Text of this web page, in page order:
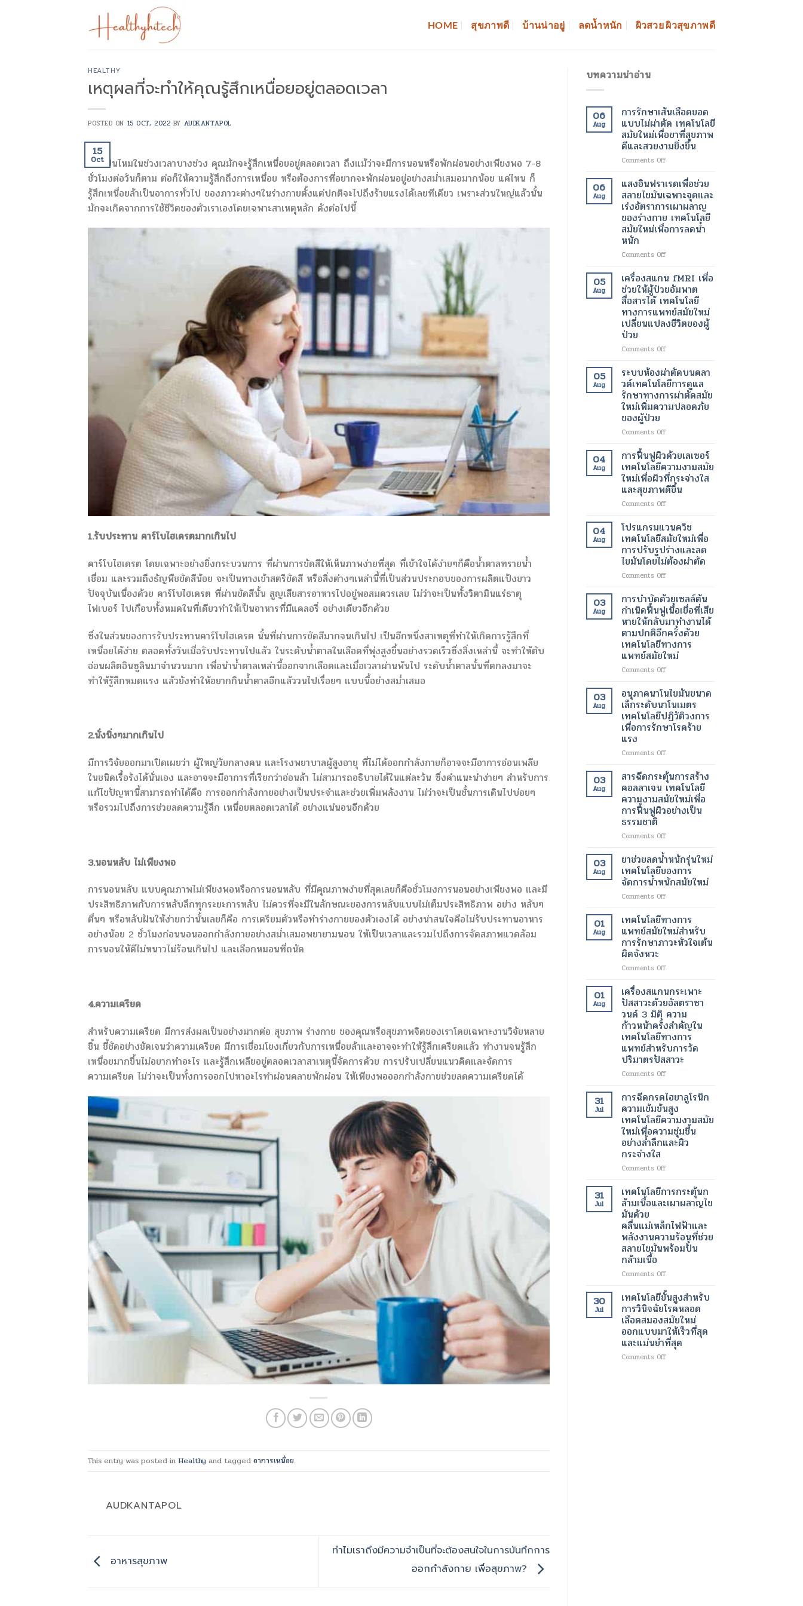
HOME สุขภาพดี บ้านน่าอยู่ ลดน้ำหนัก ผิวสวย ผิวสุขภาพดี
HEALTHY
เหตุผลที่จะทำให้คุณรู้สึกเหนื่อยอยู่ตลอดเวลา
POSTED ON 15 OCT, 2022 BY AUDKANTAPOL
15
Oct
เคยเป็นไหมในช่วงเวลาบางช่วง คุณมักจะรู้สึกเหนื่อยอยู่ตลอดเวลา ถึงแม้ว่าจะมีการนอนหรือพักผ่อนอย่างเพียงพอ 7-8
ชั่วโมงต่อวันก็ตาม ต่อก็ให้ความรู้สึกถึงการเหนื่อย หรือต้องการที่อยากจะพักผ่อนอยู่อย่างสม่ำเสมอมากน้อย แค่ไหน ก็
รู้สึกเหนื่อยล้าเป็นอาการทั่วไป ของภาวะต่างๆในร่างกายตั้งแต่ปกติจะไปถึงร้ายแรงได้เลยทีเดียว เพราะส่วนใหญ่แล้วนั้น
มักจะเกิดจากการใช้ชีวิตของตัวเราเองโดยเฉพาะสาเหตุหลัก ดังต่อไปนี้
1.รับประทาน คาร์โบไฮเดรตมากเกินไป
คาร์โบไฮเดรต โดยเฉพาะอย่างยิ่งกระบวนการ ที่ผ่านการขัดสีให้เห็นภาพง่ายที่สุด ที่เข้าใจได้ง่ายๆก็คือน้ำตาลทรายน้ำ
เชื่อม และรวมถึงธัญพืชขัดสีน้อย จะเป็นทางเข้าสตรีขัดสี หรือสิ่งต่างๆเหล่านี้ที่เป็นส่วนประกอบของการผลิตแป้งขาว
ปัจจุบันเนื่องด้วย คาร์โบไฮเดรต ที่ผ่านขัดสีนั้น สูญเสียสารอาหารไปอยู่พอสมควรเลย ไม่ว่าจะเป็นทั้งวิตามินแร่ธาตุ
ไฟเบอร์ ไปเกือบทั้งหมดในที่เดียวทำให้เป็นอาหารที่มีแคลอรี่ อย่างเดียวอีกด้วย
ซึ่งในส่วนของการรับประทานคาร์โบไฮเดรต นั้นที่ผ่านการขัดสีมากจนเกินไป เป็นอีกหนึ่งสาเหตุที่ทำให้เกิดการรู้สึกที่
เหนื่อยได้ง่าย ตลอดทั้งวันเมื่อรับประทานไปแล้ว ในระดับน้ำตาลในเลือดที่พุ่งสูงขึ้นอย่างรวดเร็วซึ่งสิ่งเหล่านี้ จะทำให้ตับ
อ่อนผลิตอินซูลินมาจำนวนมาก เพื่อนำน้ำตาลเหล่านี้ออกจากเลือดและเมื่อเวลาผ่านพ้นไป ระดับน้ำตาลนั้นที่ตกลงมาจะ
ทำให้รู้สึกหมดแรง แล้วยังทำให้อยากกินน้ำตาลอีกแล้ววนไปเรื่อยๆ แบบนี้อย่างสม่ำเสมอ
2.นั่งนิ่งๆมากเกินไป
มีการวิจัยออกมาเปิดเผยว่า ผู้ใหญ่วัยกลางคน และโรงพยาบาลผู้สูงอายุ ที่ไม่ได้ออกกำลังกายก็อาจจะมีอาการอ่อนเพลีย
ในชนิดเรื้อรังได้นั่นเอง และอาจจะมีอาการที่เรียกว่าอ่อนล้า ไม่สามารถอธิบายได้ในแต่ละวัน ซึ่งคำแนะนำง่ายๆ สำหรับการ
แก้ไขปัญหานี้สามารถทำได้คือ การออกกำลังกายอย่างเป็นประจำและช่วยเพิ่มพลังงาน ไม่ว่าจะเป็นชั้นการเดินไปบ่อยๆ
หรือรวมไปถึงการช่วยลดความรู้สึก เหนื่อยตลอดเวลาได้ อย่างแน่นอนอีกด้วย
3.นอนหลับ ไม่เพียงพอ
การนอนหลับ แบบคุณภาพไม่เพียงพอหรือการนอนหลับ ที่มีคุณภาพง่ายที่สุดเลยก็คือชั่วโมงการนอนอย่างเพียงพอ และมี
ประสิทธิภาพกับการหลับลึกทุกระยะการหลับ ไม่ควรที่จะมีในลักษณะของการหลับแบบไม่เต็มประสิทธิภาพ อย่าง หลับๆ
ตื่นๆ หรือหลับฝันให้ง่ายกว่านั้นเลยก็คือ การเตรียมตัวหรือทำร่างกายของตัวเองได้ อย่างน่าสนใจคือไม่รับประทานอาหาร
อย่างน้อย 2 ชั่วโมงก่อนนอนออกกำลังกายอย่างสม่ำเสมอพยายามนอน ให้เป็นเวลาและรวมไปถึงการจัดสภาพแวดล้อม
การนอนให้ดีไม่หนาวไม่ร้อนเกินไป และเลือกหมอนที่ถนัด
4.ความเครียด
สำหรับความเครียด มีการส่งผลเป็นอย่างมากต่อ สุขภาพ ร่างกาย ของคุณหรือสุขภาพจิตของเราโดยเฉพาะงานวิจัยหลาย
ชิ้น ชี้ชัดอย่างชัดเจนว่าความเครียด มีการเชื่อมโยงเกี่ยวกับการเหนื่อยล้าและอาจจะทำให้รู้สึกเครียดแล้ว ทำงานจนรู้สึก
เหนื่อยมากขึ้นไม่อยากทำอะไร และรู้สึกเพลียอยู่ตลอดเวลาสาเหตุนี้จัดการด้วย การปรับเปลี่ยนแนวคิดและจัดการ
ความเครียด ไม่ว่าจะเป็นทั้งการออกไปหาอะไรทำผ่อนคลายพักผ่อน ให้เพียงพอออกกำลังกายช่วยลดความเครียดได้
This entry was posted in Healthy and tagged อาการเหนื่อย.
AUDKANTAPOL
อาหารสุขภาพ
ทำไมเราถึงมีความจำเป็นที่จะต้องสนใจในการบันทึกการ
ออกกำลังกาย เพื่อสุขภาพ?
บทความน่าอ่าน
06
Aug
การรักษาเส้นเลือดขอด
แบบไม่ผ่าตัด เทคโนโลยี
สมัยใหม่เพื่อขาที่สุขภาพ
ดีและสวยงามยิ่งขึ้น
Comments Offon
รักษา
เส้นเลือด
ขอด
แบบ
ไม่
ผ่าตัด
สมัย
ขา
ที่
สุขภาพ
ดี
และ
06
Aug
แสงอินฟราเรดเพื่อช่วย
สลายไขมันเฉพาะจุดและ
เร่งอัตราการเผาผลาญ
ของร่างกาย เทคโนโลยี
สมัยใหม่เพื่อการลดน้ำ
หนัก
Comments Offon
อินฟราเรด
เพื่อ
ช่วย
สลาย
ไข
มัน
จุด
เร่ง
อัตรา
การ
เผา
ผลาญ
ใหม่
เพื่อ
การ
ลด
05
Aug
เครื่องสแกน fMRI เพื่อ
ช่วยให้ผู้ป่วยอัมพาต
สื่อสารได้ เทคโนโลยี
ทางการแพทย์สมัยใหม่
เปลี่ยนแปลงชีวิตของผู้
ป่วย
Comments Offon
สแกน
fMRI
เพื่อ
ช่วย
ให้
ป่วย
สื่อสาร
ได้
เทคโนโลยี
ทางการ
แพทย์
สมัย
เปลี่ยนแปลง
ชีวิต
ของ
ผู้
ป่วย
05
Aug
ระบบห้องผ่าตัดบนคลา
วด์เทคโนโลยีการดูแล
รักษาทางการผ่าตัดสมัย
ใหม่เพิ่มความปลอดภัย
ของผู้ป่วย
Comments Offon
ห้อง
ผ่าตัด
บน
คลา
วด์
เทคโนโลยี
ดูแล
รักษา
ทางการ
ผ่าตัด
สมัย
ใหม่
ความ
ปลอดภัย
ของ
ผู้
ป่วย
04
Aug
การฟื้นฟูผิวด้วยเลเซอร์
เทคโนโลยีความงามสมัย
ใหม่เพื่อผิวที่กระจ่างใส
และสุขภาพดีขึ้น
Comments Offon
ฟื้นฟู
ผิว
ด้วย
เลเซอร์
เทคโนโลยี
ความ
สมัย
ใหม่
เพื่อ
ผิว
ที่
กระจ่าง
ใส
และ
ขึ้น
04
Aug
โปรแกรมแวนควิช
เทคโนโลยีสมัยใหม่เพื่อ
การปรับรูปร่างและลด
ไขมันโดยไม่ต้องผ่าตัด
Comments Offon
แก
รม
แวน
ควิช
เทคโนโลยี
สมัย
ใหม่
เพื่อ
ปรับ
รูป
ร่าง
และ
ลด
ต้อง
ผ่าตัด
03
Aug
การบำบัดด้วยเซลล์ต้น
กำเนิดฟื้นฟูเนื้อเยื่อที่เสีย
หายให้กลับมาทำงานได้
ตามปกติอีกครั้งด้วย
เทคโนโลยีทางการ
แพทย์สมัยใหม่
Comments Offon
บำบัด
ด้วย
เซลล์
ต้น
กำเนิด
เนื้อเยื่อ
เสีย
หาย
ให้
กลับ
มา
ได้
ปกติ
อีก
ครั้ง
ด้วย
เทคโนโลยี
สมัย
ใหม่
03
Aug
อนุภาคนาโนไขมันขนาด
เล็กระดับนาโนเมตร
เทคโนโลยีปฏิวัติวงการ
เพื่อการรักษาโรคร้าย
แรง
Comments Offon
นาโน
ไข
มัน
ขนาด
เล็ก
นาโน
เทคโนโลยี
ปฏิวัติ
วงการ
เพื่อ
การ
ร้าย
แรง
03
Aug
สารฉีดกระตุ้นการสร้าง
คอลลาเจน เทคโนโลยี
ความงามสมัยใหม่เพื่อ
การฟื้นฟูผิวอย่างเป็น
ธรรมชาติ
Comments Offon
ฉีด
กระตุ้น
การ
สร้าง
คอ
ลา
เจน
เทคโนโลยี
ความ
สมัย
เพื่อ
การ
ฟื้นฟู
ผิว
อย่าง
เป็น
ธรรมชาติ
03
Aug
ยาช่วยลดน้ำหนักรุ่นใหม่
เทคโนโลยีของการ
จัดการน้ำหนักสมัยใหม่
Comments Offon
ช่วย
ลด
น้ำ
หนัก
ใหม่
ของ
การ
จัดการ
น้ำ
หนัก
สมัย
ใหม่
01
Aug
เทคโนโลยีทางการ
แพทย์สมัยใหม่สำหรับ
การรักษาภาวะหัวใจเต้น
ผิดจังหวะ
Comments Offon
ทางการ
แพทย์
สมัย
ใหม่
สำหรับ
การ
รักษา
ภาวะ
หัวใจ
จังหวะ
01
Aug
เครื่องสแกนกระเพาะ
ปัสสาวะด้วยอัลตราซา
วนด์ 3 มิติ ความ
ก้าวหน้าครั้งสำคัญใน
เทคโนโลยีทางการ
แพทย์สำหรับการวัด
ปริมาตรปัสสาวะ
Comments Offon
สแกน
กระเพาะ
ปัสสาวะ
ด้วย
อัลตรา
ซา
3
ก้าวหน้า
ครั้ง
ใน
เทคโนโลยี
ทางการ
การ
ปริมาตร
ปัสสาวะ
31
Jul
การฉีดกรดไฮยาลูโรนิก
ความเข้มข้นสูง
เทคโนโลยีความงามสมัย
ใหม่เพื่อความชุ่มชื้น
อย่างล้ำลึกและผิว
กระจ่างใส
Comments Offon
ฉีด
กรด
ไฮ
ลู
โร
นิก
เข้ม
สูง
เทคโนโลยี
ความ
งาม
สมัย
ใหม่
เพื่อ
31
Jul
เทคโนโลยีการกระตุ้นก
ล้ามเนื้อและเผาผลาญไข
มันด้วย
คลื่นแม่เหล็กไฟฟ้าและ
พลังงานความร้อนที่ช่วย
สลายไขมันพร้อมปั้น
กล้ามเนื้อ
Comments Offon
การก
ระ
ตุ้
นก
ล้า
ม
เนื้อ
30
Jul
เทคโนโลยีขั้นสูงสำหรับ
การวินิจฉัยโรคหลอด
เลือดสมองสมัยใหม่
ออกแบบมาให้เร็วที่สุด
และแม่นยำที่สุด
Comments Offon